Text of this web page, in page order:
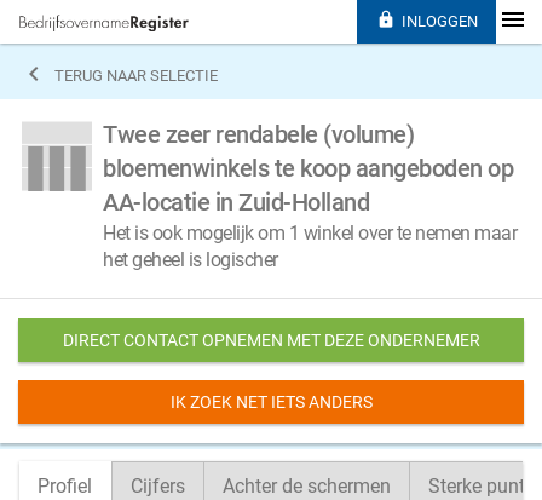
 TERUG NAAR SELECTIE
Twee zeer rendabele (volume)
bloemenwinkels te koop aangeboden op
AA-locatie in Zuid-Holland
Het is ook mogelijk om 1 winkel over te nemen maar
het geheel is logischer
DIRECT CONTACT OPNEMEN MET DEZE ONDERNEMER
IK ZOEK NET IETS ANDERS
Profiel Cijfers Achter de schermen Sterke
 INLOGGEN